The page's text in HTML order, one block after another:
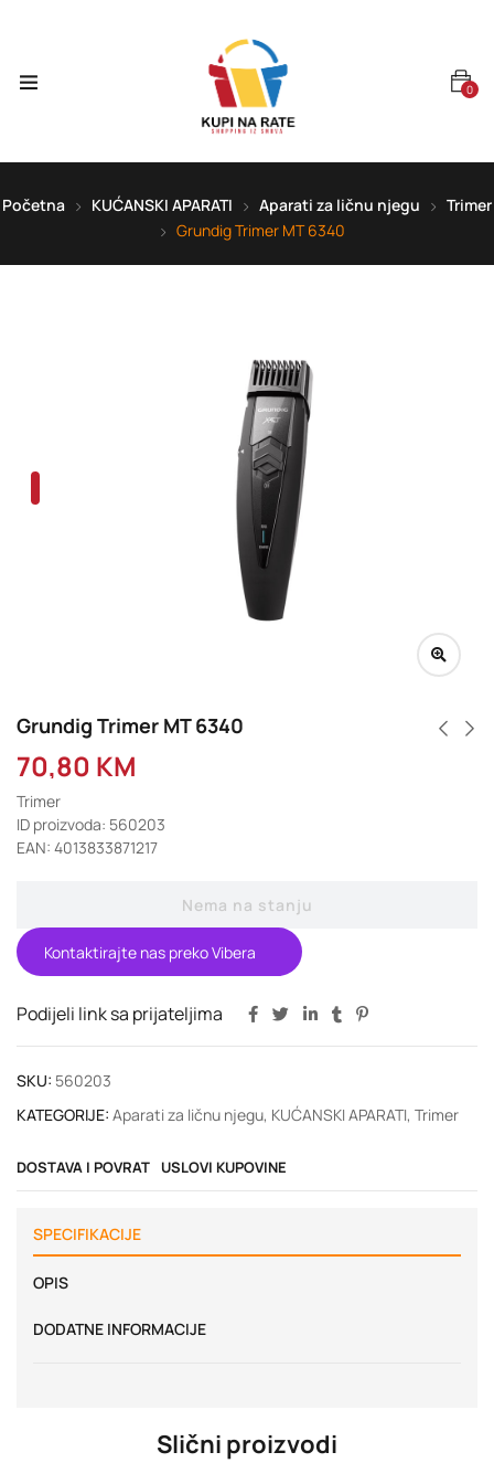
0
Početna KUĆANSKI APARATI Aparati za ličnu njegu
Trimer
Grundig Trimer MT 6340
Grundig Trimer MT 6340
70,80 KM
Trimer
ID proizvoda: 560203
EAN: 4013833871217
Nema na stanju
Kontaktirajte nas preko Vibera
Podijeli link sa prijateljima
SKU: 560203
KATEGORIJE: Aparati za ličnu njegu, KUĆANSKI APARATI, Trimer
DOSTAVA I POVRAT USLOVI KUPOVINE
SPECIFIKACIJE
OPIS
DODATNE INFORMACIJE
Slični proizvodi